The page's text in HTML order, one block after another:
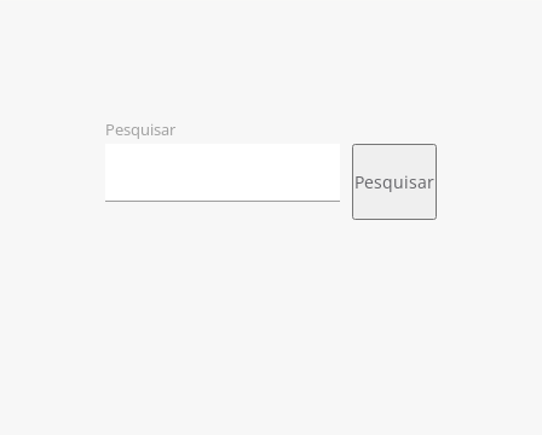
Pesquisar
Pesquisar